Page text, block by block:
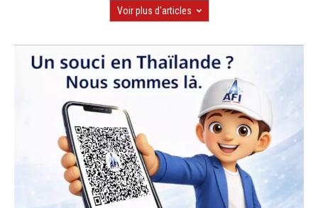
Voir plus d'articles